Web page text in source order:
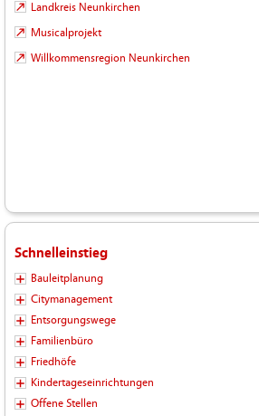
Landkreis Neunkirchen
Musicalprojekt
Willkommensregion Neunkirchen
Schnelleinstieg
Bauleitplanung
Citymanagement
Entsorgungswege
Familienbüro
Friedhöfe
Kindertageseinrichtungen
Offene Stellen